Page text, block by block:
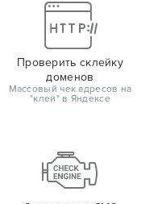
Проверить склейку
доменов
Массовый чек адресов на
"клей" в Яндексе